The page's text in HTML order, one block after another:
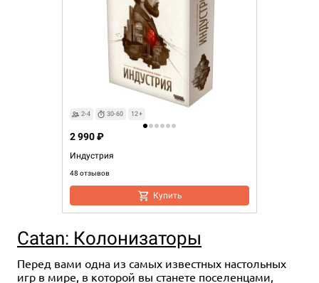
2-4 30-60 12+
Индустрия
48 отзывов
2 990 ₽
Купить
Catan: Колонизаторы
Перед вами одна из самых известных настольных
игр в мире, в которой вы станете поселенцами,